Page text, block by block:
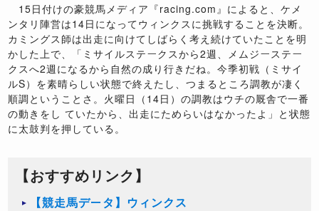
15日付けの豪競馬メディア『racing.com』によると、ケメ
ンタリ陣営は14日になってウィンクスに挑戦することを決断。
カミングス師は出走に向けてしばらく考え続けていたことを明
かした上で、「ミサイルステークスから2週、メムジーステー
クスへ2週になるから自然の成り行きだね。今季初戦（ミサイ
ルS）を素晴らしい状態で終えたし、つまるところ調教が凄く
順調ということさ。火曜日（14日）の調教はウチの厩舎で一番
の動きをし ていたから、出走にためらいはなかったよ」と状態
に太鼓判を押している。
【おすすめリンク】
【競走馬データ】ウィンクス